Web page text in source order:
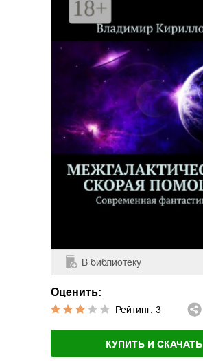
В библиотеку
Оценить:
Рейтинг: 3
КУПИТЬ И СКАЧАТЬ